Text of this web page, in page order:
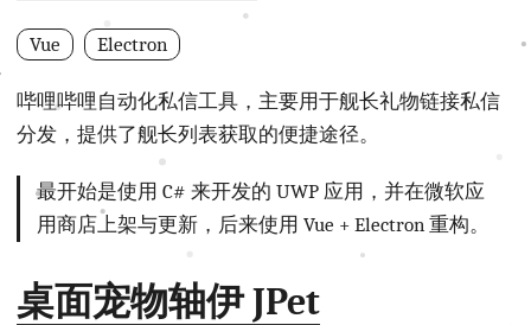
Vue Electron
哔哩哔哩自动化私信工具，主要用于舰长礼物链接私信
分发，提供了舰长列表获取的便捷途径。
最开始是使用 C# 来开发的 UWP 应用，并在微软应
用商店上架与更新，后来使用 Vue + Electron 重构。
桌面宠物轴伊 JPet